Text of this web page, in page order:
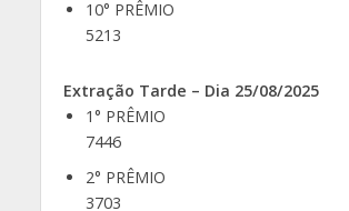
10° PRÊMIO
5213
Extração Tarde – Dia 25/08/2025
1° PRÊMIO
7446
2° PRÊMIO
3703